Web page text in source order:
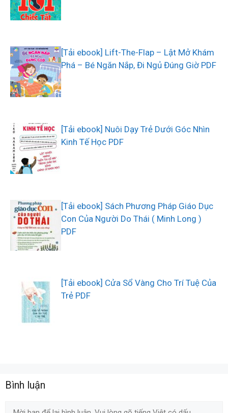
[Tải ebook] Lift-The-Flap – Lật Mở Khám
Phá – Bé Ngăn Nắp, Đi Ngủ Đúng Giờ PDF
[Tải ebook] Nuôi Dạy Trẻ Dưới Góc Nhìn
Kinh Tế Học PDF
[Tải ebook] Sách Phương Pháp Giáo Dục
Con Của Người Do Thái ( Minh Long )
PDF
[Tải ebook] Cửa Sổ Vàng Cho Trí Tuệ Của
Trẻ PDF
Bình luận
Comment